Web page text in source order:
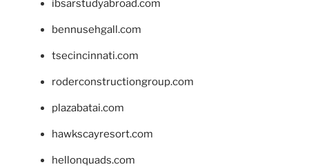
ibsarstudyabroad.com
bennusehgall.com
tsecincinnati.com
roderconstructiongroup.com
plazabatai.com
hawkscayresort.com
hellonquads.com